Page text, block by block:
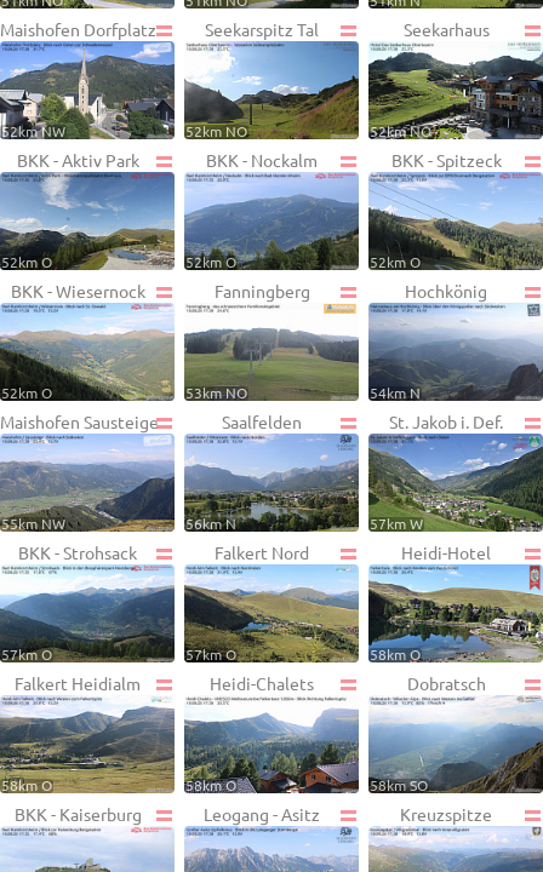
Maishofen Dorfplatz
52km NW
Seekarspitz Tal
52km NO
Seekarhaus
52km NO
BKK - Aktiv Park
52km O
BKK - Nockalm
52km O
BKK - Spitzeck
52km O
BKK - Wiesernock
52km O
Fanningberg
53km NO
Hochkönig
54km N
Maishofen Sausteige
55km NW
Saalfelden
56km N
St. Jakob i. Def.
57km W
BKK - Strohsack
57km O
Falkert Nord
57km O
Heidi-Hotel
58km O
Falkert Heidialm
58km O
Heidi-Chalets
58km O
Dobratsch
58km SO
BKK - Kaiserburg Leogang - Asitz Kreuzspitze